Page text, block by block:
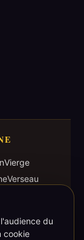
Vierge
Verseau
du
cookie